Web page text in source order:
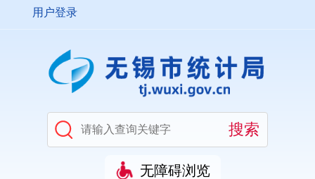
用户登录
无障碍浏览